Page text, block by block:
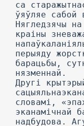
са
ўяўляе сабой
Нягледзячы
краіны
перыяду
барацьбы,
нязменнай.
Другі
словамі,
эканамічнай
надбудова.